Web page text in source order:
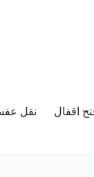
اقفال نقل